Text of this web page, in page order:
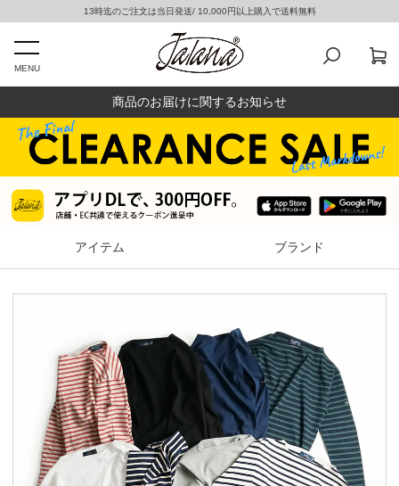
13時迄のご注文は当日発送/ 10,000円以上購入で送料無料
MENU
商品のお届けに関するお知らせ
アイテム ブランド